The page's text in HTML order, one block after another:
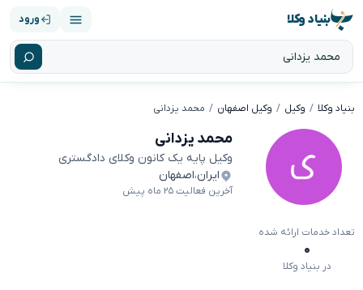
بنیاد وکلا ورود
بنیاد وکلا وکیل وکیل اصفهان محمد یزدانی
محمد یزدانی
وکیل پایه یک کانون وکلای دادگستری
ایران،اصفهان
آخرین فعالیت ۲۵ ماه پیش
تعداد خدمات ارائه شده
۰
در بنیاد وکلا